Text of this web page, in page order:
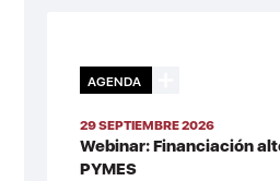
AGENDA
29 SEPTIEMBRE 2026
Webinar: Financiación
PYMES